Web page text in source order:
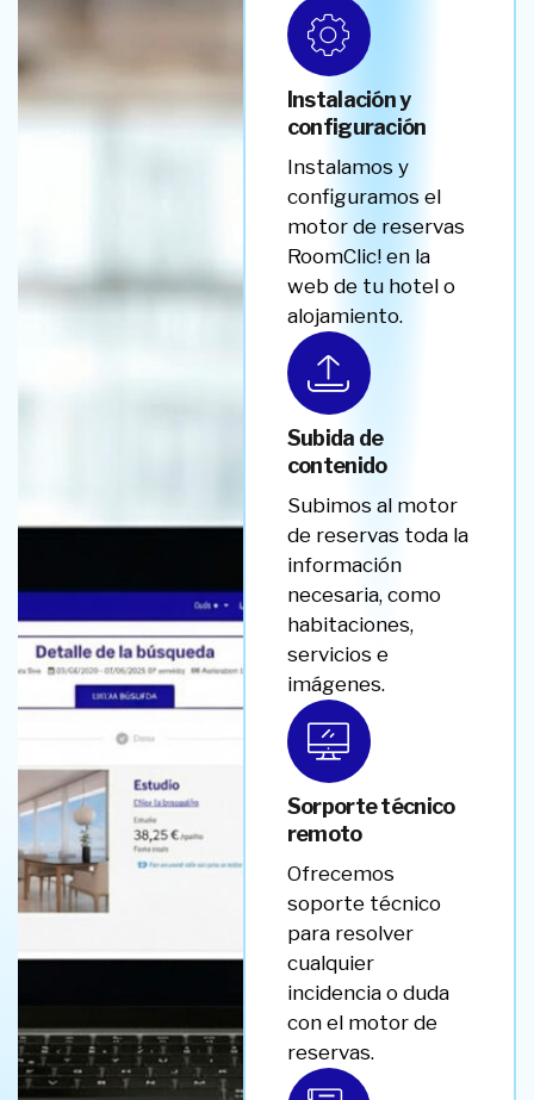
Instalación y
configuración
Instalamos y
configuramos el
motor de reservas
RoomClic! en la
web de tu hotel o
alojamiento.
Subida de
contenido
Subimos al motor
de reservas toda la
información
necesaria, como
habitaciones,
servicios e
imágenes.
Sorporte técnico
remoto
Ofrecemos
soporte técnico
para resolver
cualquier
incidencia o duda
con el motor de
reservas.